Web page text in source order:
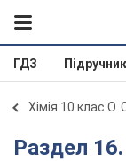
ГДЗ
Хімія 10 клас О.
Раздел